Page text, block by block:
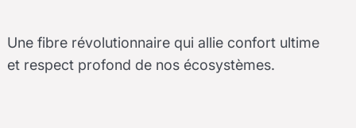
Une fibre révolutionnaire qui allie confort ultime
et respect profond de nos écosystèmes.